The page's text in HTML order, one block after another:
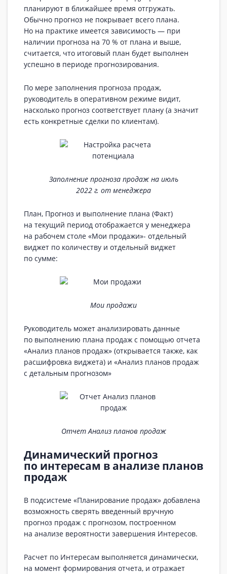
планируют в ближайшее время отгружать.
Обычно прогноз не покрывает всего плана.
Но на практике имеется зависимость — при
наличии прогноза на 70 % от плана и выше,
считается, что итоговый план будет выполнен
успешно в периоде прогнозирования.
По мере заполнения прогноза продаж,
руководитель в оперативном режиме видит,
насколько прогноз соответствует плану (а значит
есть конкретные сделки по клиентам).
Заполнение прогноза продаж на июль
2022 г. от менеджера
План, Прогноз и выполнение плана (Факт)
на текущий период отображается у менеджера
на рабочем столе «Мои продажи»- отдельный
виджет по количеству и отдельный виджет
по сумме:
Мои продажи
Руководитель может анализировать данные
по выполнению плана продаж с помощью отчета
«Анализ планов продаж» (открывается также, как
расшифровка виджета) и «Анализ планов продаж
с детальным прогнозом»
Отчет Анализ планов продаж
Динамический прогноз
по интересам в анализе планов
продаж
В подсистеме «Планирование продаж» добавлена
возможность сверять введенный вручную
прогноз продаж с прогнозом, построенном
на анализе вероятности завершения Интересов.
Расчет по Интересам выполняется динамически,
на момент формирования отчета, и отражает